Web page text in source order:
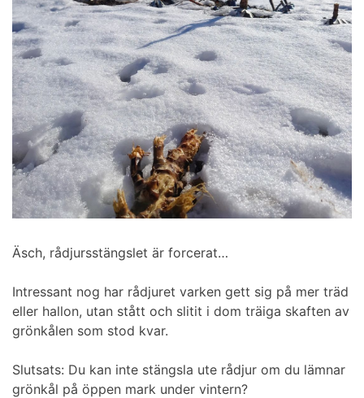
Äsch, rådjursstängslet är forcerat…
Intressant nog har rådjuret varken gett sig på mer träd
eller hallon, utan stått och slitit i dom träiga skaften av
grönkålen som stod kvar.
Slutsats: Du kan inte stängsla ute rådjur om du lämnar
grönkål på öppen mark under vintern?